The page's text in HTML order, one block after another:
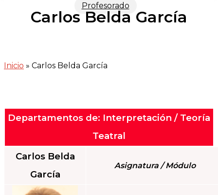
Profesorado
Carlos Belda García
Inicio » Carlos Belda García
Departamentos de: Interpretación / Teoría
Teatral
Carlos Belda
García
Asignatura / Módulo